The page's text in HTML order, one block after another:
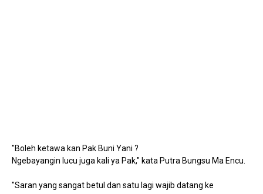
"Boleh ketawa kan Pak Buni Yani ?
Ngebayangin lucu juga kali ya Pak," kata Putra Bungsu Ma Encu.
"Saran yang sangat betul dan satu lagi wajib datang ke